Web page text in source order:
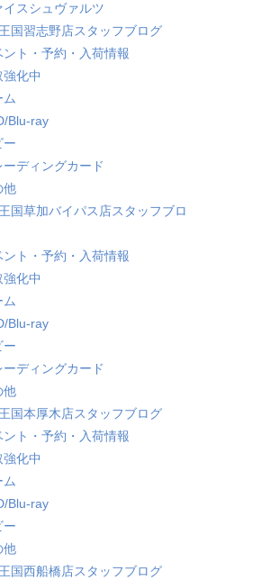
イスシュヴァルツ
国習志野店スタッフブログ
ント・予約・入荷情報
強化中
ム
Blu-ray
ー
ーディングカード
他
国草加バイパス店スタッフブロ
ント・予約・入荷情報
強化中
ム
Blu-ray
ー
ーディングカード
他
国本厚木店スタッフブログ
ント・予約・入荷情報
強化中
ム
Blu-ray
ー
他
国西船橋店スタッフブログ